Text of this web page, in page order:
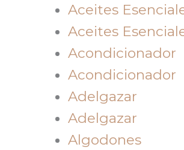
Aceites
Aceites
Acondicionador
Acondicionador
Adelgazar
Adelgazar
Algodones